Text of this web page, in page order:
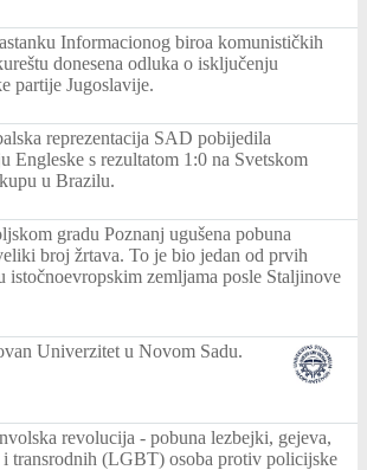
Informacionog biroa komunističkih
donesena odluka o isključenju
partije Jugoslavije.
reprezentacija SAD pobijedila
Engleske s rezultatom 1:0 na Svetskom
u Brazilu.
gradu Poznanj ugušena pobuna
broj žrtava. To je bio jedan od prvih
istočnoevropskim zemljama posle Staljinove
Univerzitet u Novom Sadu.
revolucija - pobuna lezbejki, gejeva,
i transrodnih (LGBT) osoba protiv policijske